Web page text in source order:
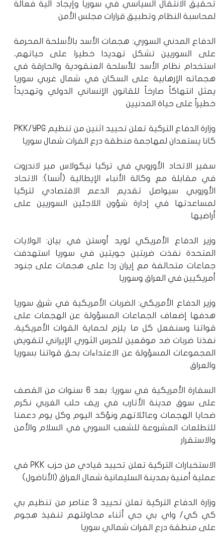
تحقيق الانتقال السياسي في سوريا وإيجاد آلية فعالة
لمحاسبة النظام وتطبيق قرارات مجلس الأمن
الدفاع المدني السوري: هجمات الأسد بالأسلحة المحرمة
على السوريين تشكل تهديدا خطيرا على حياتهم،
استخدام نظام الأسد للأسلحة العنقودية والحارقة في
هجماته الإرهابية على السكان في شمال غربي سوريا
يمثل انتهاكاً صارخاً للقانون الإنساني الدولي وتهديداً
خطيراً على حياة المدنيين
وزارة الدفاع التركية تعلن تحييد اثنين من تنظيم PKK/YPG
كانا يستعدان لمهاجمة منطقة درع الفرات شمال سوريا
سفير الاتحاد الأوروبي في تركيا نيكولاس مير لاندروت
في مقابلة مع وكالة الأنباء الإيطالية (أنسا): الاتحاد
الأوروبي سيواصل تقديم الدعم الاقتصادي لتركيا
لمساعدتها في إدارة شؤون اللاجئين السوريين على
أراضيها
وزير الدفاع الأمريكي لويد أوستن في بيان: الولايات
المتحدة نفذت ضربتين جويتين في سوريا استهدفت
جماعات متحالفة مع إيران ردا على هجمات على جنود
أمريكيين في العراق وسوريا
وزير الدفاع الأمريكي: الضربات الأمريكية في شرق سوريا
هدفها إضعاف الجماعات المسؤولة عن الهجمات على
قواتنا وسنفعل كل ما يلزم لحماية القوات الأمريكية،
نفذنا ضربات ضد موقعين للحرس الثوري الإيراني لتقويض
المجموعات المسؤولة عن الاعتداءات بحق قواتنا بسوريا
والعراق
السفارة الأمريكية في سوريا: بعد 6 سنوات من القصف
على سوق مدينة الأتارب في ريف حلب الغربي نكرم
ضحايا الهجمات وعائلاتهم ونؤكد اليوم وكل يوم دعمنا
للتطلعات المشروعة للشعب السوري في السلام والأمن
والاستقرار
الاستخبارات التركية تعلن تحييد قيادي من حزب PKK في
عملية أمنية بمدينة السليمانية شمال العراق (الأناضول)
وزارة الدفاع التركية تعلن تحييد 3 عناصر من تنظيم بي
كي كي/ واي بي جي أثناء محاولتهم تنفيذ هجوم
على منطقة درع الفرات شمالي سوريا